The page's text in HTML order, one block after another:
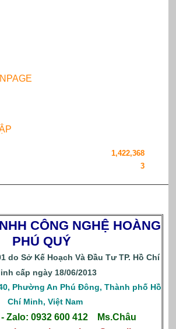
1,422,368
3
CÔNG NGHỆ HOÀNG
PHÚ QUÝ
do Sở Kế Hoạch Và Đầu Tư TP. Hồ Chí
cấp ngày 18/06/2013
Phường An Phú Đông, Thành phố Hồ
Chí Minh, Việt Nam
Zalo: 0932 600 412
Ms.Châu